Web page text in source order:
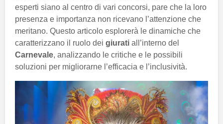
esperti siano al centro di vari concorsi, pare che la loro
presenza e importanza non ricevano l’attenzione che
meritano. Questo articolo esplorerà le dinamiche che
caratterizzano il ruolo dei giurati all’interno del
Carnevale, analizzando le critiche e le possibili
soluzioni per migliorarne l’efficacia e l’inclusività.